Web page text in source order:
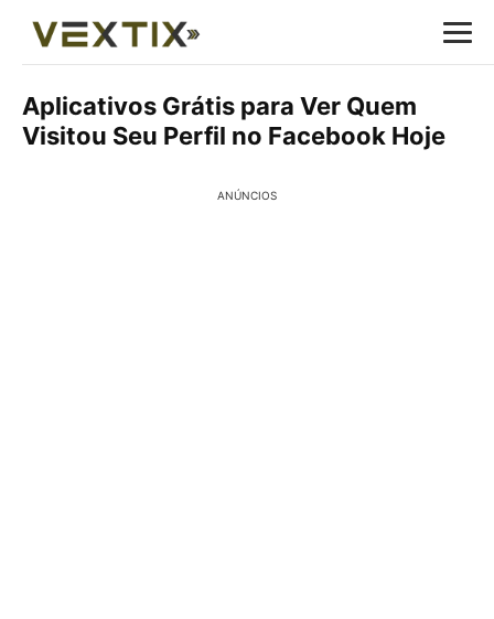
Aplicativos Grátis para Ver Quem
Visitou Seu Perfil no Facebook Hoje
ANÚNCIOS